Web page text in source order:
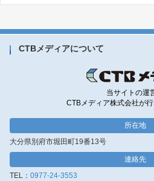
CTBメディアについて
当サイトの運
CTBメディア株式会社が行
所在地
大分県別府市堀田町19番13号
連絡先
TEL： 0977-24-3553